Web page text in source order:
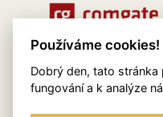
Užitečné odkazy
O nás
Používáme cookies!
Dobrý den, tato
fungování a k analýze